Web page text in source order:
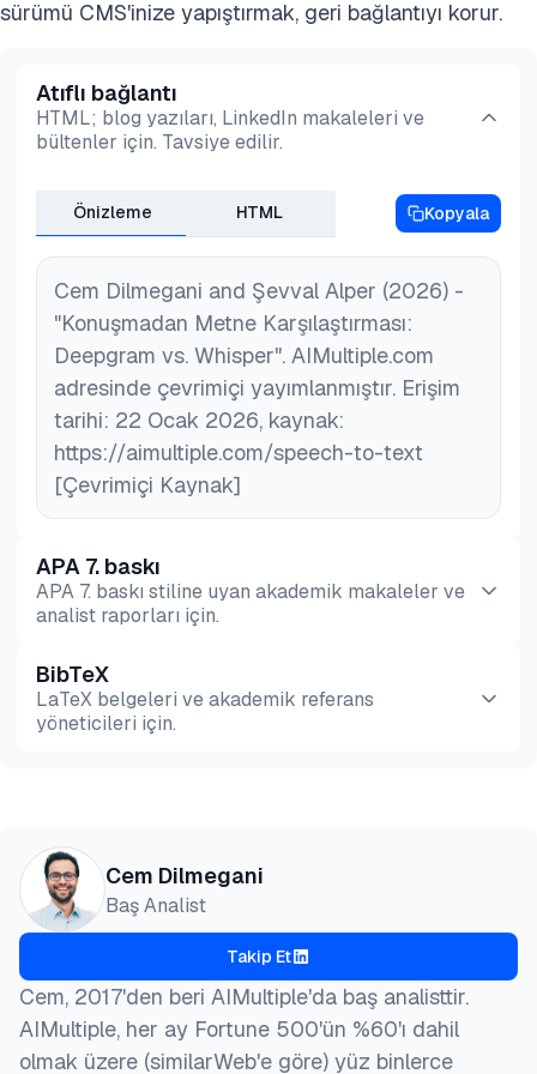
Algoritmalar, konuşmadaki kalıpları tanımayı ve
Algoritmalar, belirli kullanım durumları ve diller için
ince ayar yapılabilir ve özelleştirilebilir
sürümü CMS'inize yapıştırmak, geri bağlantıyı korur.
Atıflı bağlantı
HTML; blog yazıları, LinkedIn makaleleri ve
bültenler için. Tavsiye edilir.
Önizleme HTML Kopyala
Cem Dilmegani and Şevval Alper (2026) -
"Konuşmadan Metne Karşılaştırması:
Deepgram vs. Whisper". AIMultiple.com
adresinde çevrimiçi yayımlanmıştır. Erişim
tarihi: 22 Ocak 2026, kaynak:
https://aimultiple.com/speech-to-text
[Çevrimiçi Kaynak]
APA 7. baskı
APA 7. baskı stiline uyan akademik makaleler ve
analist raporları için.
Önizleme
BibTeX
LaTeX belgeleri ve akademik referans
yöneticileri için.
@misc{dilmegani2026,
  author = {Dilmegani, Cem and Alper, Şevval},
title  = {{Konuşmadan Metne Karşılaştırması:
  year   = {2026},
howpublished    = {\url{https://aimultiple.com/
note   = {AIMultiple. Erişim tarihi: 22 Ocak
}
Cem Dilmegani
Baş Analist
Takip Et
Cem, 2017'den beri AIMultiple'da baş analisttir.
AIMultiple, her ay Fortune 500'ün %60'ı dahil
olmak üzere (similarWeb'e göre) yüz binlerce